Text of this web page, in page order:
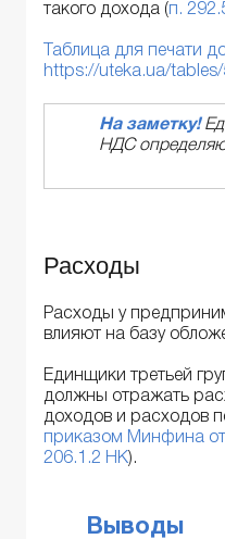
такого дохода (п.
Таблица для печати
https://uteka.ua/
На заметку!
НДС
Расходы
Расходы у
влияют на базу
Единщики третьей
должны отражать
доходов и расходов
приказом Минфина
206.1.2 НК).
Выводы